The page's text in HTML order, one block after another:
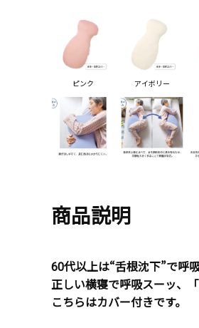
ピンク アイボリー
商品説明
60代以上は“舌根沈下”で呼
正しい横寝で呼吸スーッ、
こちらはカバー付きです。